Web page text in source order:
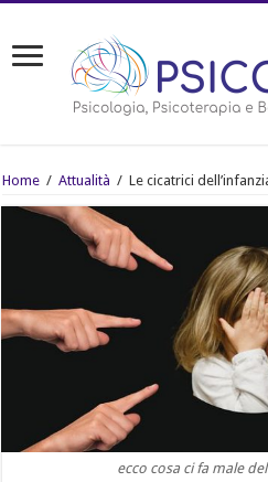
Home / Attualità / Le cicatrici
ecco cosa ci fa male